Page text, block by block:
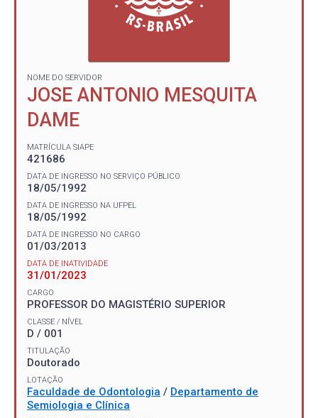
NOME DO SERVIDOR
JOSE ANTONIO MESQUITA
DAME
MATRÍCULA SIAPE
421686
DATA DE INGRESSO NO SERVIÇO PÚBLICO
18/05/1992
DATA DE INGRESSO NA UFPEL
18/05/1992
DATA DE INGRESSO NO CARGO
01/03/2013
DATA DE INATIVIDADE
31/01/2023
CARGO
PROFESSOR DO MAGISTÉRIO SUPERIOR
CLASSE / NÍVEL
D / 001
TITULAÇÃO
Doutorado
LOTAÇÃO
Faculdade de Odontologia / Departamento de
Semiologia e Clínica